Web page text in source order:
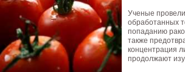
Ученые
обработанных
попаданию
также
концентрация
продолжают